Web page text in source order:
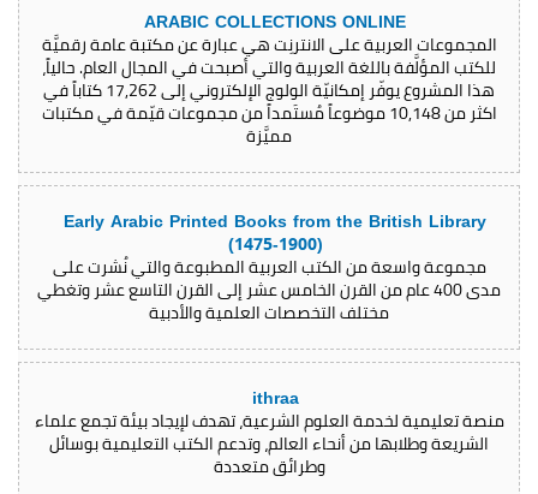
ARABIC COLLECTIONS ONLINE
المجموعات العربية على الانترنِت هي عبارة عن مكتبة عامة رقميَّة
للكتب المؤلَّفة باللغة العربية والتي أصبحت في المجال العام. حالياً،
هذا المشروع يوفّر إمكانيّة الولوج الإلكتروني إلى 17,262 كتاباً في
اكثر من 10,148 موضوعاً مُستَمداً من مجموعات قيّمة في مكتبات
مميَّزة
Early Arabic Printed Books from the British Library
(1475-1900)
مجموعة واسعة من الكتب العربية المطبوعة والتي نُشرت على
مدى 400 عام من القرن الخامس عشر إلى القرن التاسع عشر وتغطي
مختلف التخصصات العلمية والأدبية
ithraa
منصة تعليمية لخدمة العلوم الشرعية، تهدف لإيجاد بيئة تجمع علماء
الشريعة وطلابها من أنحاء العالم، وتدعم الكتب التعليمية بوسائل
وطرائق متعددة